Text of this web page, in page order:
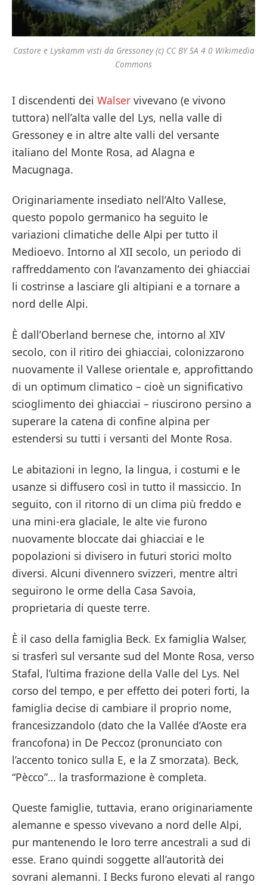
Castore e Lyskamm visti da Gressoney (c) CC BY SA 4 0 Wikimedia
Commons
I discendenti dei Walser vivevano (e vivono
tuttora) nell’alta valle del Lys, nella valle di
Gressoney e in altre alte valli del versante
italiano del Monte Rosa, ad Alagna e
Macugnaga.
Originariamente insediato nell’Alto Vallese,
questo popolo germanico ha seguito le
variazioni climatiche delle Alpi per tutto il
Medioevo. Intorno al XII secolo, un periodo di
raffreddamento con l’avanzamento dei ghiacciai
li costrinse a lasciare gli altipiani e a tornare a
nord delle Alpi.
È dall’Oberland bernese che, intorno al XIV
secolo, con il ritiro dei ghiacciai, colonizzarono
nuovamente il Vallese orientale e, approfittando
di un optimum climatico – cioè un significativo
scioglimento dei ghiacciai – riuscirono persino a
superare la catena di confine alpina per
estendersi su tutti i versanti del Monte Rosa.
Le abitazioni in legno, la lingua, i costumi e le
usanze si diffusero così in tutto il massiccio. In
seguito, con il ritorno di un clima più freddo e
una mini-era glaciale, le alte vie furono
nuovamente bloccate dai ghiacciai e le
popolazioni si divisero in futuri storici molto
diversi. Alcuni divennero svizzeri, mentre altri
seguirono le orme della Casa Savoia,
proprietaria di queste terre.
È il caso della famiglia Beck. Ex famiglia Walser,
si trasferì sul versante sud del Monte Rosa, verso
Stafal, l’ultima frazione della Valle del Lys. Nel
corso del tempo, e per effetto dei poteri forti, la
famiglia decise di cambiare il proprio nome,
francesizzandolo (dato che la Vallée d’Aoste era
francofona) in De Peccoz (pronunciato con
l’accento tonico sulla E, e la Z smorzata). Beck,
“Pècco”… la trasformazione è completa.
Queste famiglie, tuttavia, erano originariamente
alemanne e spesso vivevano a nord delle Alpi,
pur mantenendo le loro terre ancestrali a sud di
esse. Erano quindi soggette all’autorità dei
sovrani alemanni. I Becks furono elevati al rango